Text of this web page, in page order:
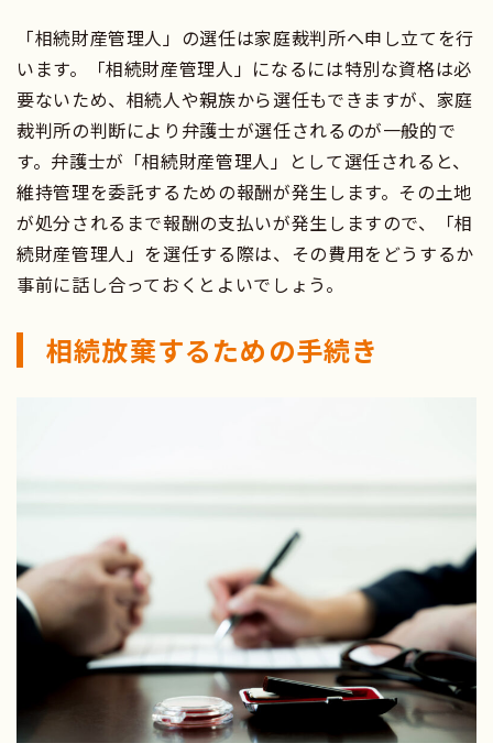
「相続財産管理人」の選任は家庭裁判所へ申し立てを行
います。「相続財産管理人」になるには特別な資格は必
要ないため、相続人や親族から選任もできますが、家庭
裁判所の判断により弁護士が選任されるのが一般的で
す。弁護士が「相続財産管理人」として選任されると、
維持管理を委託するための報酬が発生します。その土地
が処分されるまで報酬の支払いが発生しますので、「相
続財産管理人」を選任する際は、その費用をどうするか
事前に話し合っておくとよいでしょう。
相続放棄するための手続き